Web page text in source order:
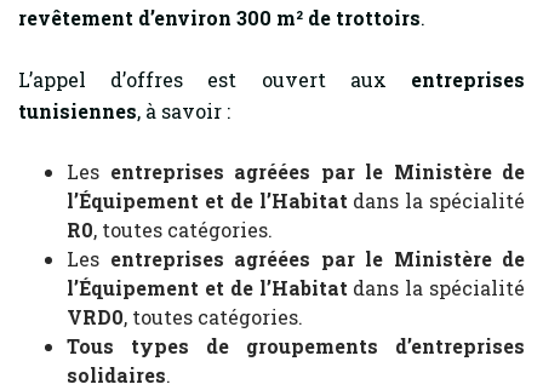
revêtement d’environ 300 m² de trottoirs.
L’appel d’offres est ouvert aux entreprises
tunisiennes, à savoir :
Les entreprises agréées par le Ministère de
l’Équipement et de l’Habitat dans la spécialité
R0, toutes catégories.
Les entreprises agréées par le Ministère de
l’Équipement et de l’Habitat dans la spécialité
VRD0, toutes catégories.
Tous types de groupements d’entreprises
solidaires.